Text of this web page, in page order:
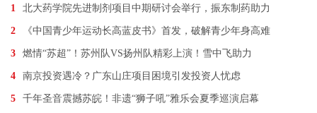
1 北大药学院先进制剂项目中期研讨会举行，振东制药助力
2 《中国青少年运动长高蓝皮书》首发，破解青少年身高难
3 燃情“苏超”！苏州队VS扬州队精彩上演！雪中飞助力
4 南京投资遇冷？广东山庄项目困境引发投资人忧虑
5 千年圣音震撼苏皖！非遗“狮子吼”雅乐会夏季巡演启幕